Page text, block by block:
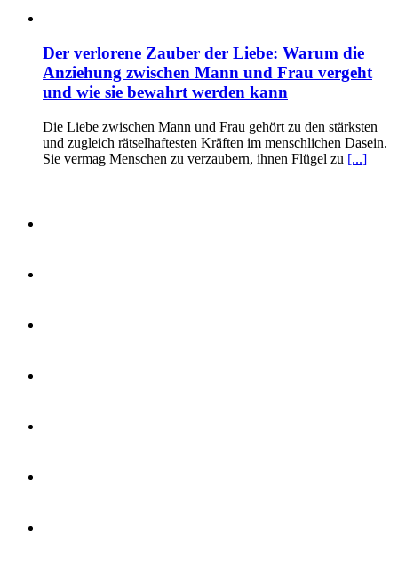
Der verlorene Zauber der Liebe: Warum die
Anziehung zwischen Mann und Frau vergeht
und wie sie bewahrt werden kann
Die Liebe zwischen Mann und Frau gehört zu den stärksten
und zugleich rätselhaftesten Kräften im menschlichen Dasein.
Sie vermag Menschen zu verzaubern, ihnen Flügel zu [...]